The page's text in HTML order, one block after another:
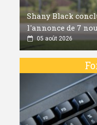
Shany Black
l'annonce de 7
05 août 2026